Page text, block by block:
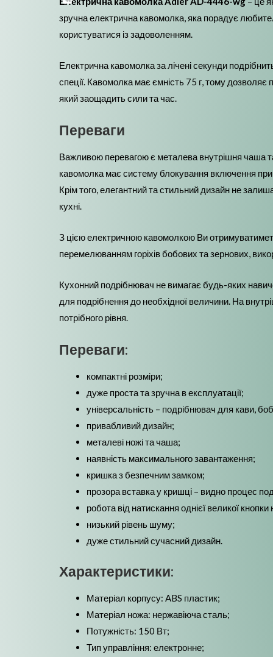
зручна електрична кавомолка, яка порадує
користуватися із задоволенням.
Електрична кавомолка за лічені секунди
спеції. Кавомолка має ємність 75 г, тому дозволяє
який заощадить сили та час.
Переваги
Важливою перевагою є металева внутрішня чаша
кавомолка має систему блокування включення
Крім того, елегантний та стильний дизайн не
кухні.
З цією електричною кавомолкою Ви отримуватимете
перемелюванням горіхів бобових та зернових,
Кухонний подрібнювач не вимагає будь-яких
для подрібнення до необхідної величини. На
потрібного рівня.
Переваги:
компактні розміри;
дуже проста та зручна в експлуатації;
універсальність – подрібнювач для кави,
привабливий дизайн;
металеві ножі та чаша;
наявність максимального завантаження;
кришка з безпечним замком;
прозора вставка у кришці – видно процес
робота від натискання однієї великої кнопки
низький рівень шуму;
дуже стильний сучасний дизайн.
Характеристики:
Матеріал корпусу: ABS пластик;
Матеріал ножа: нержавіюча сталь;
Потужність: 150 Вт;
Тип управління: електронне;